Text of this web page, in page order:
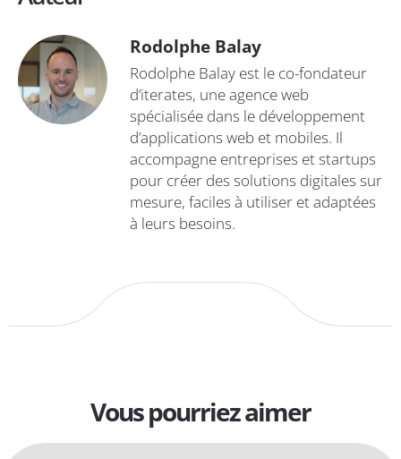
Rodolphe Balay
Rodolphe Balay est le co-fondateur
d’iterates, une agence web
spécialisée dans le développement
d’applications web et mobiles. Il
accompagne entreprises et startups
pour créer des solutions digitales sur
mesure, faciles à utiliser et adaptées
à leurs besoins.
Vous pourriez aimer